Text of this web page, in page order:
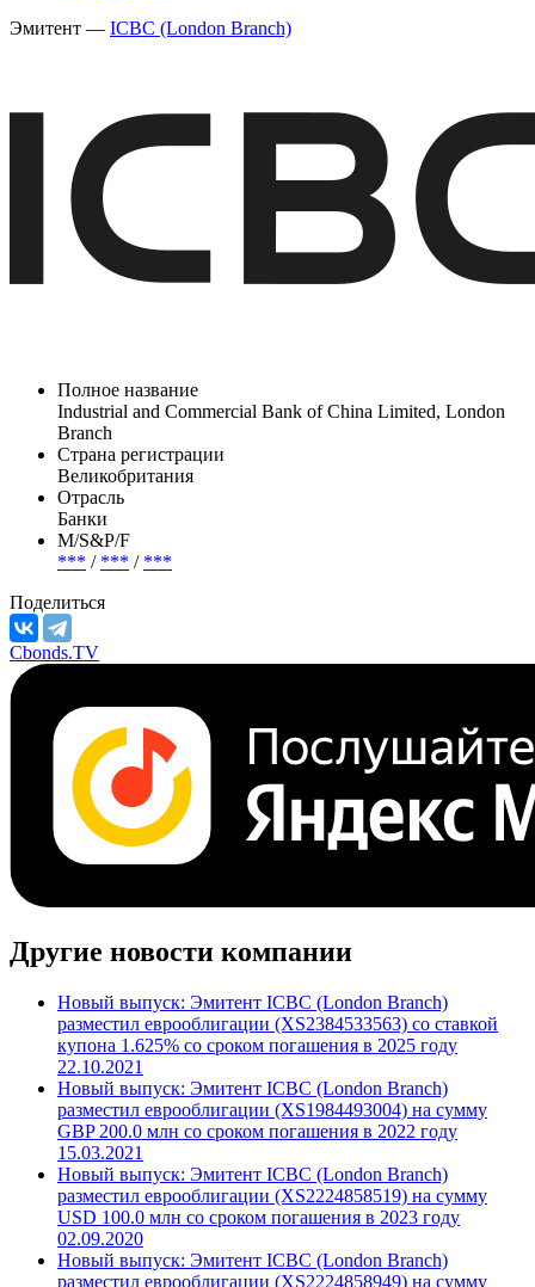
Эмитент — ICBC (London Branch)
Полное название
Industrial and Commercial Bank of China Limited, London
Branch
Страна регистрации
Великобритания
Отрасль
Банки
М/S&P/F
*** / *** / ***
Поделиться
Cbonds.TV
Другие новости компании
Новый выпуск: Эмитент ICBC (London Branch)
разместил еврооблигации (XS2384533563) со ставкой
купона 1.625% со сроком погашения в 2025 году
22.10.2021
Новый выпуск: Эмитент ICBC (London Branch)
разместил еврооблигации (XS1984493004) на сумму
GBP 200.0 млн со сроком погашения в 2022 году
15.03.2021
Новый выпуск: Эмитент ICBC (London Branch)
разместил еврооблигации (XS2224858519) на сумму
USD 100.0 млн со сроком погашения в 2023 году
02.09.2020
Новый выпуск: Эмитент ICBC (London Branch)
разместил еврооблигации (XS2224858949) на сумму